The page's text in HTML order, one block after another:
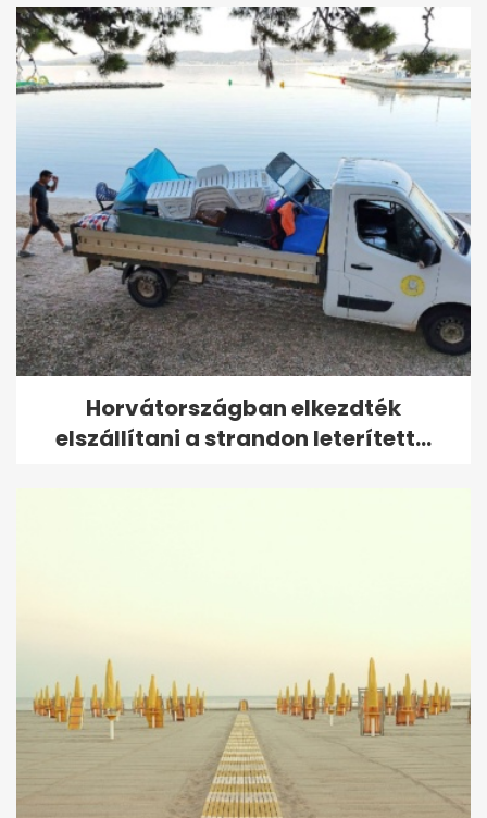
Horvátországban elkezdték
elszállítani a strandon leterített...